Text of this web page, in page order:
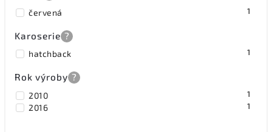
červená 1
Karoserie ?
hatchback 1
Rok výroby ?
2010 1
2016 1